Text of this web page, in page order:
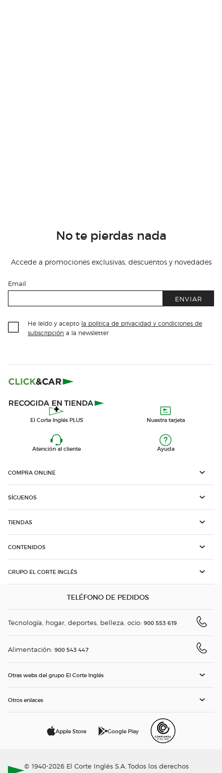
No te pierdas nada
Accede a promociones exclusivas, descuentos y novedades
Email
ENVIAR
He leído y acepto la política de privacidad y condiciones de
subscripción a la newsletter
El Corte Inglés PLUS Nuestra tarjeta
Atención al cliente Ayuda
COMPRA ONLINE
SÍGUENOS
TIENDAS
CONTENIDOS
GRUPO EL CORTE INGLÉS
TELÉFONO DE PEDIDOS
Tecnología, hogar, deportes, belleza, ocio: 900 553 619
Alimentación: 900 543 447
Otras webs del grupo El Corte Inglés
Otros enlaces
Apple Store Google Play
© 1940-2026 El Corte Inglés S.A. Todos los derechos